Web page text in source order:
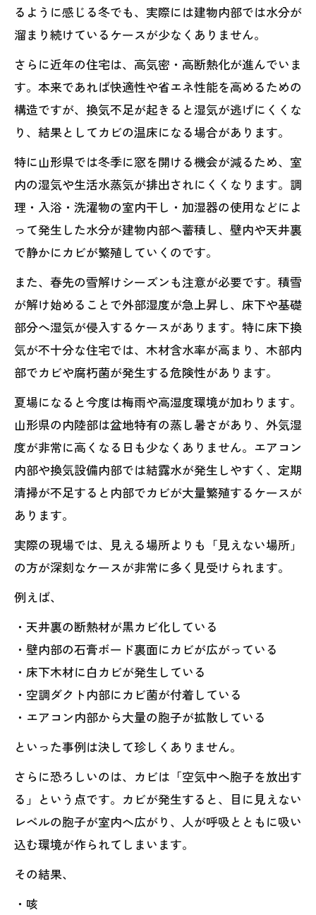
るように感じる冬でも、実際には建物内部では水分が
溜まり続けているケースが少なくありません。
さらに近年の住宅は、高気密・高断熱化が進んでいま
す。本来であれば快適性や省エネ性能を高めるための
構造ですが、換気不足が起きると湿気が逃げにくくな
り、結果としてカビの温床になる場合があります。
特に山形県では冬季に窓を開ける機会が減るため、室
内の湿気や生活水蒸気が排出されにくくなります。調
理・入浴・洗濯物の室内干し・加湿器の使用などによ
って発生した水分が建物内部へ蓄積し、壁内や天井裏
で静かにカビが繁殖していくのです。
また、春先の雪解けシーズンも注意が必要です。積雪
が解け始めることで外部湿度が急上昇し、床下や基礎
部分へ湿気が侵入するケースがあります。特に床下換
気が不十分な住宅では、木材含水率が高まり、木部内
部でカビや腐朽菌が発生する危険性があります。
夏場になると今度は梅雨や高湿度環境が加わります。
山形県の内陸部は盆地特有の蒸し暑さがあり、外気湿
度が非常に高くなる日も少なくありません。エアコン
内部や換気設備内部では結露水が発生しやすく、定期
清掃が不足すると内部でカビが大量繁殖するケースが
あります。
実際の現場では、見える場所よりも「見えない場所」
の方が深刻なケースが非常に多く見受けられます。
例えば、
・天井裏の断熱材が黒カビ化している
・壁内部の石膏ボード裏面にカビが広がっている
・床下木材に白カビが発生している
・空調ダクト内部にカビ菌が付着している
・エアコン内部から大量の胞子が拡散している
といった事例は決して珍しくありません。
さらに恐ろしいのは、カビは「空気中へ胞子を放出す
る」という点です。カビが発生すると、目に見えない
レベルの胞子が室内へ広がり、人が呼吸とともに吸い
込む環境が作られてしまいます。
その結果、
・咳